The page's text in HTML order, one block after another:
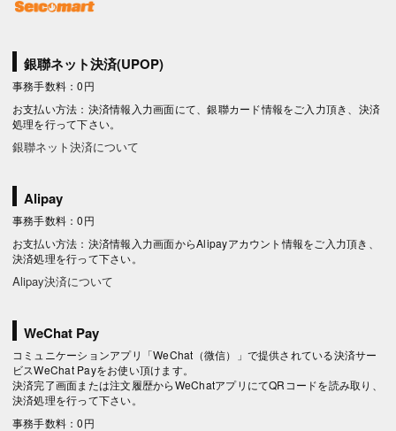
銀聯ネット決済(UPOP)
事務手数料：0円
お支払い方法：決済情報入力画面にて、銀聯カード情報をご入力頂き、決済
処理を行って下さい。
銀聯ネット決済について
Alipay
事務手数料：0円
お支払い方法：決済情報入力画面からAlipayアカウント情報をご入力頂き、
決済処理を行って下さい。
Alipay決済について
WeChat Pay
コミュニケーションアプリ「WeChat（微信）」で提供されている決済サー
ビスWeChat Payをお使い頂けます。
決済完了画面または注文履歴からWeChatアプリにてQRコードを読み取り、
決済処理を行って下さい。
事務手数料：0円